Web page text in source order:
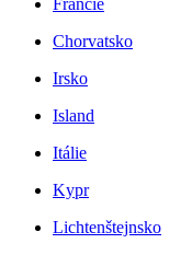
Chorvatsko
Irsko
Island
Itálie
Kypr
Lichtenštejnsko